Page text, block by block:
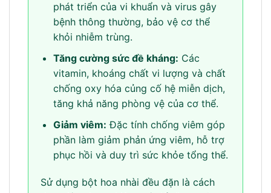
phát triển của vi khuẩn và virus gây
bệnh thông thường, bảo vệ cơ thể
khỏi nhiễm trùng.
Tăng cường sức đề kháng: Các
vitamin, khoáng chất vi lượng và chất
chống oxy hóa củng cố hệ miễn dịch,
tăng khả năng phòng vệ của cơ thể.
Giảm viêm: Đặc tính chống viêm góp
phần làm giảm phản ứng viêm, hỗ trợ
phục hồi và duy trì sức khỏe tổng thể.
Sử dụng bột hoa nhài đều đặn là cách